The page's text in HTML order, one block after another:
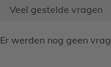
Veel gestelde vragen
Er werden nog geen